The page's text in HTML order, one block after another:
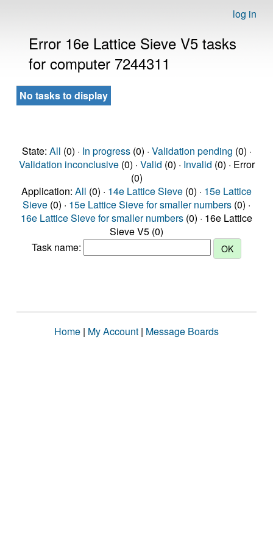
log in
Error 16e Lattice Sieve V5 tasks
for computer 7244311
No tasks to display
State: All (0) · In progress(0) · Validation pending (0) ·
Validation inconclusive(0) · Valid (0) · Invalid (0) · Error
(0)
Application: All (0) · 14e Lattice Sieve (0) · 15e Lattice
Sieve (0) · 15e Lattice Sieve for smaller numbers (0) ·
16e Lattice Sieve for smaller numbers (0) · 16e Lattice
Sieve V5 (0)
Task name:
Home | My Account | Message Boards